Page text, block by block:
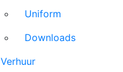
Uniform
Downloads
Verhuur